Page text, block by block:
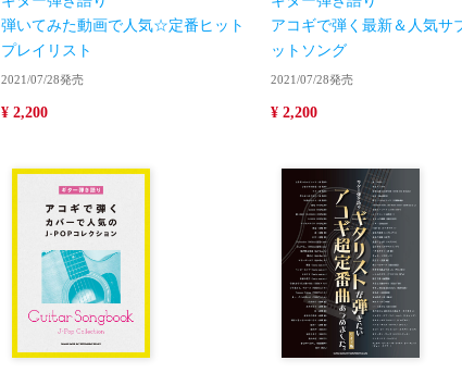
弾いてみた動画で人気☆定番ヒット
プレイリスト
2021/07/28発売
¥ 2,200
アコギで弾く最新＆人気サ
ットソング
2021/07/28発売
¥ 2,200